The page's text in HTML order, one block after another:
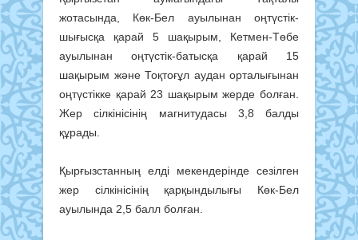
жотасында, Көк-Бел ауылынан оңтүстік-
шығысқа қарай 5 шақырым, Кетмен-Төбе
ауылынан оңтүстік-батысқа қарай 15
шақырым және Тоқтоғұл аудан орталығынан
оңтүстікке қарай 23 шақырым жерде болған.
Жер сілкінісінің магнитудасы 3,8 балды
құрады.
Қырғызстанның елді мекендерінде сезілген
жер сілкінісінің қарқындылығы Көк-Бел
ауылында 2,5 балл болған.